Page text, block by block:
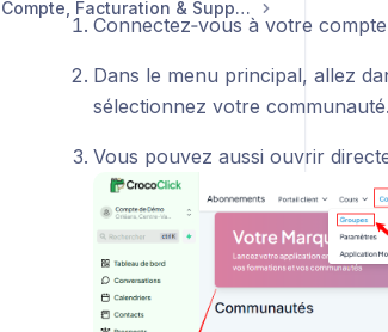
Compte, Facturation & Support
Connectez‑vous à votre
Dans le menu principal, allez
sélectionnez votre communauté.
Vous pouvez aussi ouvrir